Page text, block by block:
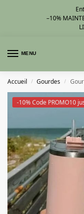
–10%
MENU
Accueil / Gourdes /
-10% Code PROMO10